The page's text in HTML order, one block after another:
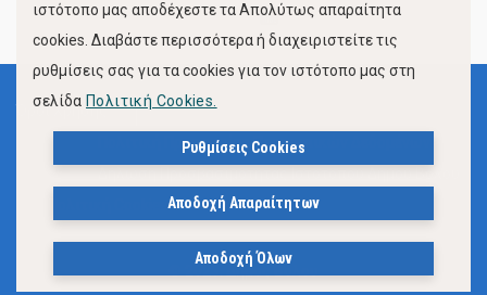
© 2023, Δήμος Βόλου
Όροι Χρήσης
Πολιτική Προστασίας Προσωπικών Δεδομένων
Πολιτική Cookies
ιστότοπο μας αποδέχεστε τα Απολύτως απαραίτητα
cookies. Διαβάστε περισσότερα ή διαχειριστείτε τις
ρυθμίσεις σας για τα cookies για τον ιστότοπο μας στη
σελίδα Πολιτική Cookies.
Ρυθμίσεις Cookies
Αποδοχή Απαραίτητων
Αποδοχή Όλων